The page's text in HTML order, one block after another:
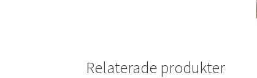
Relaterade produkter